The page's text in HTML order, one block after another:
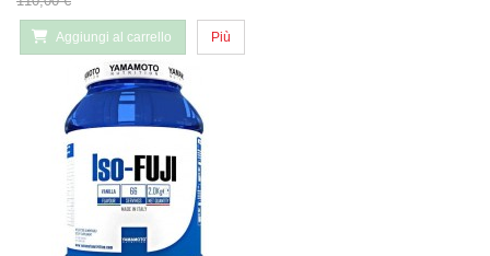
Aggiungi al carrello Più